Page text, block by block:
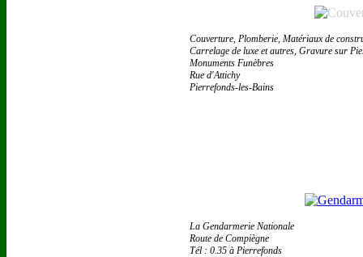
Couverture, Plomberie, Matériaux de
Carrelage de luxe et autres, Gravure sur
Monuments Funèbres
Rue d'Attichy
Pierrefonds-les-Bains
La Gendarmerie Nationale
Route de Compiègne
Tél : 0.35 à Pierrefonds